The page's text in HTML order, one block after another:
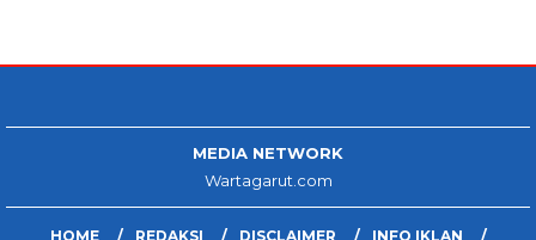
MEDIA NETWORK
Wartagarut.com
HOME REDAKSI DISCLAIMER INFO IKLAN